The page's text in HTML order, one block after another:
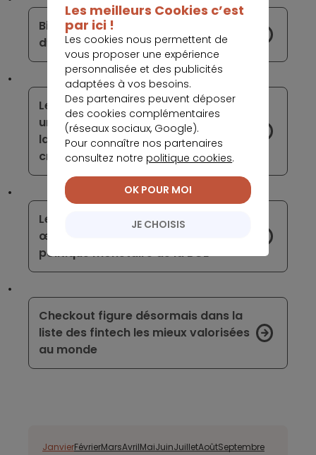
Bitcoin : une année 2022 remplie
d’incertitudes
Les banques américaines misent sur
un nouveau stablecoin pour se tailler
la meilleure part sur le marché des
cryptomonnaies
Le nouveau patron de la Bundesbank
œuvre pour le resserrement de la
politique monétaire de la BCE
Checkout figure désormais dans la
liste des fintech les mieux valorisées
au monde
JanvierFévrierMarsAvrilMaiJuinJuilletAoûtSeptembre
Les meilleurs Cookies c’est
par ici !
Les cookies nous permettent de
vous proposer une expérience
personnalisée et des publicités
adaptées à vos besoins.
Des partenaires peuvent déposer
des cookies complémentaires
(réseaux sociaux, Google).
Pour connaître nos partenaires
consultez notre politique cookies.
JE CHOISIS
OK POUR MOI